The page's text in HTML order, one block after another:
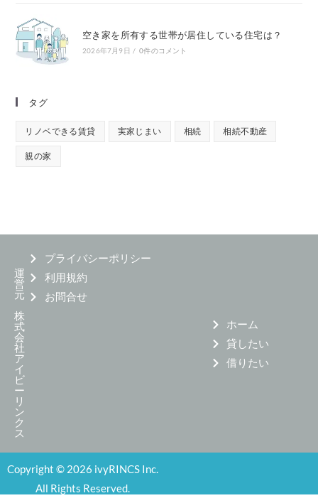
空き家を所有する世帯が居住している住宅は？
2026年7月9日 / 0件のコメント
タグ
リノベできる賃貸 実家じまい 相続 相続不動産
親の家
運
営
元
株
式
会
社
ア
イ
ビ
ー
リ
ン
ク
ス
プライバシーポリシー
利用規約
お問合せ
ホーム
貸したい
借りたい
Copyright © 2026 ivyRINCS Inc.
All Rights Reserved.